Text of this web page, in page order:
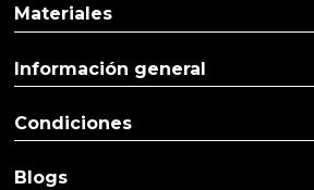
Materiales
Información general
Condiciones
Blogs